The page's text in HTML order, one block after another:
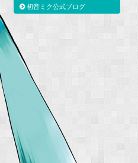
初音ミク公式ブログ